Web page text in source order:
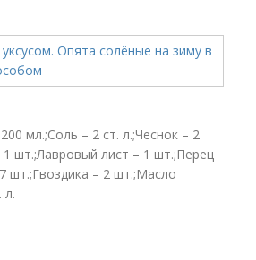
мл.;Соль – 2 ст. л.;Чеснок – 2
1 шт.;Лавровый лист – 1 шт.;Перец
шт.;Гвоздика – 2 шт.;Масло
л.